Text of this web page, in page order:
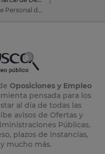
Convocatoria de 1 plaza: Oposiciones de Personal de Oficios en Mancomunidad Comarcal de Debabarrena (Guipúzcoa)
Oposiciones y Empleo
pensada para los
al día de todas las
avisos de Ofertas y
Públicas,
plazos de instancias,
mucho más.